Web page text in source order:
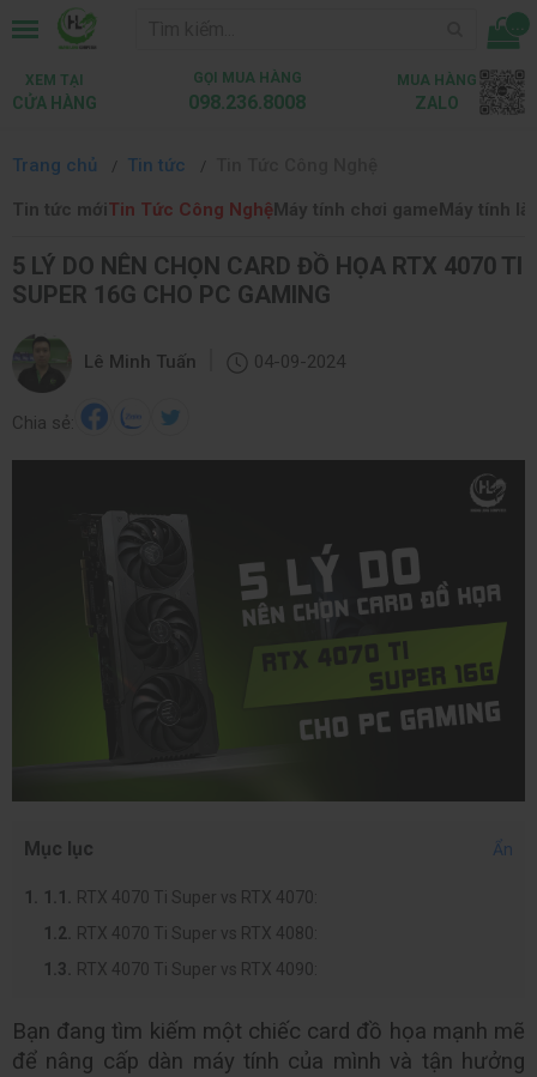
...
XEM TẠI
CỬA HÀNG
GỌI MUA HÀNG
098.236.8008
MUA HÀNG
ZALO
Trang chủ Tin tức
Tin tức mớiTin Tức Công NghệMáy tính chơi gameMáy tính
5 LÝ DO NÊN CHỌN CARD ĐỒ HỌA RTX 4070 TI
SUPER 16G CHO PC GAMING
Lê Minh Tuấn 04-09-2024
Chia sẻ:
Mục lục Ẩn
RTX 4070 Ti Super vs RTX 4070:
RTX 4070 Ti Super vs RTX 4080:
RTX 4070 Ti Super vs RTX 4090:
Bạn đang tìm kiếm một chiếc card đồ họa mạnh mẽ
để nâng cấp dàn máy tính của mình và tận hưởng